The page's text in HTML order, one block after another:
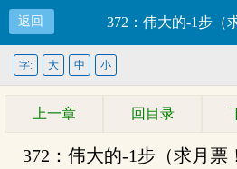
返回 372：伟大的-1步（
字: 大 中 小
上一章 回目录
372：伟大的-1步（求月票